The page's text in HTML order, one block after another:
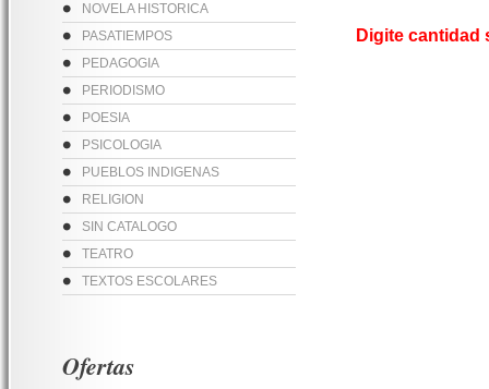
NOVELA HISTORICA
PASATIEMPOS
PEDAGOGIA
PERIODISMO
POESIA
PSICOLOGIA
PUEBLOS INDIGENAS
RELIGION
SIN CATALOGO
TEATRO
TEXTOS ESCOLARES
Digite
Ofertas